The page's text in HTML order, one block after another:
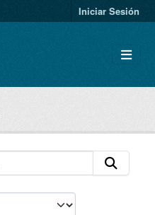
Iniciar Sesión